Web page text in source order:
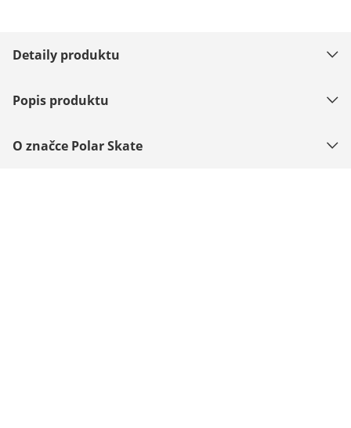
Detaily produktu
Popis produktu
O značce Polar Skate